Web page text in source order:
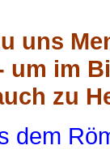
uns
um im
zu
dem